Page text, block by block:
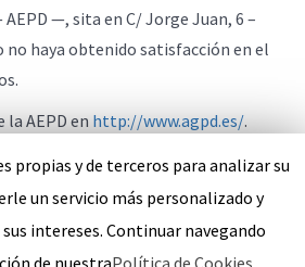
—, sita en C/ Jorge Juan, 6 –
no haya obtenido satisfacción en el
AEPD en http://www.agpd.es/.
2026. Todos Los Derechos Reservados.
propias y de terceros para analizar su
un servicio más personalizado y
intereses. Continuar navegando
de nuestraPolítica de Cookies